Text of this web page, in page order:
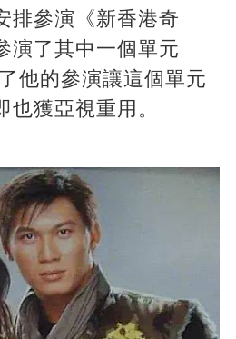
排參演《新香港奇
演了其中一個單元
他的參演讓這個單元
獲亞視重用。